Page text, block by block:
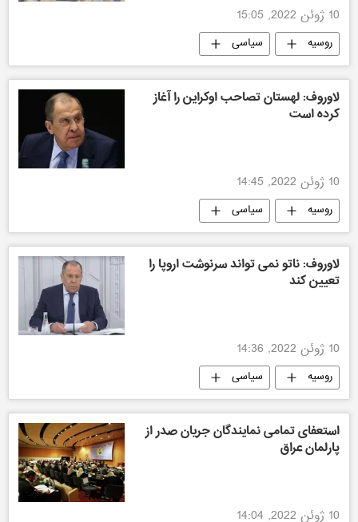
10 ژوئن 2022, 15:05
روسیه سیاسی
لاوروف: لهستان تصاحب اوکراین را آغاز
کرده است
10 ژوئن 2022, 14:45
روسیه سیاسی
لاوروف: ناتو نمی تواند سرنوشت اروپا را
تعیین کند
10 ژوئن 2022, 14:36
روسیه سیاسی
استعفای تمامی نمایندگان جریان صدر از
پارلمان عراق
10 ژوئن 2022, 14:04